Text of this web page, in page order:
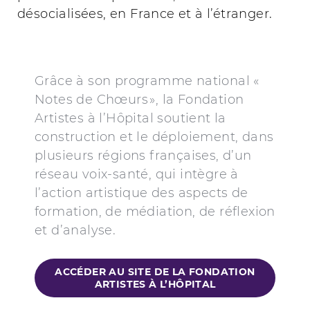
désocialisées, en France et à l’étranger.
Grâce à son programme national «
Notes de Chœurs », la Fondation
Artistes à l’Hôpital soutient la
construction et le déploiement, dans
plusieurs régions françaises, d’un
réseau voix-santé, qui intègre à
l’action artistique des aspects de
formation, de médiation, de réflexion
et d’analyse.
ACCÉDER AU SITE DE LA FONDATION
ARTISTES À L’HÔPITAL